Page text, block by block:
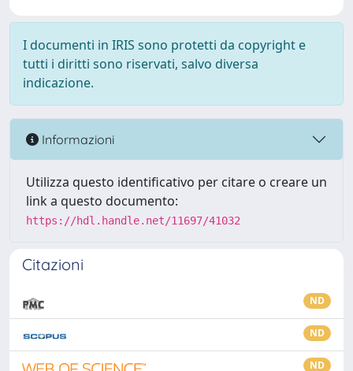
I documenti in IRIS sono protetti da copyright e
tutti i diritti sono riservati, salvo diversa
indicazione.
Informazioni
Utilizza questo identificativo per citare o creare un
link a questo documento:
https://hdl.handle.net/11697/41032
Citazioni
ND
ND
ND